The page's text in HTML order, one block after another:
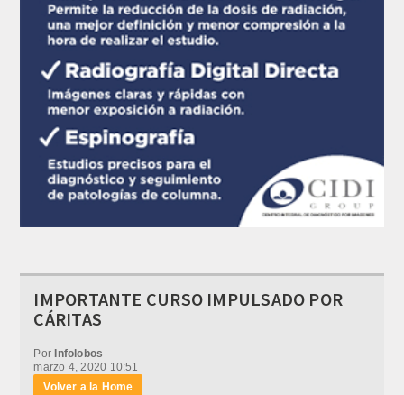
IMPORTANTE CURSO IMPULSADO POR
CÁRITAS
PorInfolobos
marzo 4, 2020 10:51
Volver a la Home